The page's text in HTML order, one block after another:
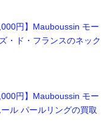
円】Mauboussin モー
・ド・フランスのネック
円】Mauboussin モー
ル パールリングの買取